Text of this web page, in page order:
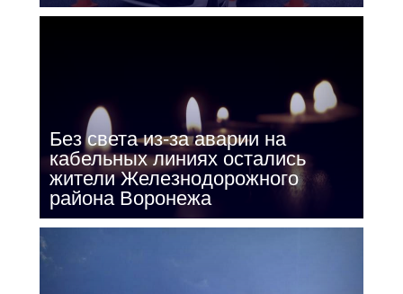
Без света из-за аварии на
кабельных линиях остались
жители Железнодорожного
района Воронежа